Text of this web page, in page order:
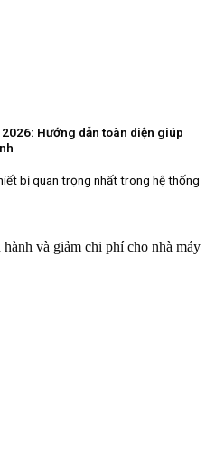
Hướng dẫn toàn diện giúp
bị quan trọng nhất trong hệ thống